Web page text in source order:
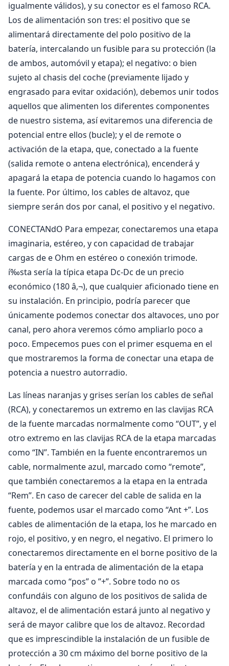
igualmente válidos), y su conector es el famoso RCA.
Los de alimentación son tres: el positivo que se
alimentará directamente del polo positivo de la
batería, intercalando un fusible para su protección (la
de ambos, automóvil y etapa); el negativo: o bien
sujeto al chasis del coche (previamente lijado y
engrasado para evitar oxidación), debemos unir todos
aquellos que alimenten los diferentes componentes
de nuestro sistema, así evitaremos una diferencia de
potencial entre ellos (bucle); y el de remote o
activación de la etapa, que, conectado a la fuente
(salida remote o antena electrónica), encenderá y
apagará la etapa de potencia cuando lo hagamos con
la fuente. Por último, los cables de altavoz, que
siempre serán dos por canal, el positivo y el negativo.
CONECTANdO Para empezar, conectaremos una etapa
imaginaria, estéreo, y con capacidad de trabajar
cargas de e Ohm en estéreo o conexión trimode.
í‰sta sería la típica etapa Dc-Dc de un precio
económico (180 â‚¬), que cualquier aficionado tiene en
su instalación. En principio, podría parecer que
únicamente podemos conectar dos altavoces, uno por
canal, pero ahora veremos cómo ampliarlo poco a
poco. Empecemos pues con el primer esquema en el
que mostraremos la forma de conectar una etapa de
potencia a nuestro autorradio.
Las líneas naranjas y grises serían los cables de señal
(RCA), y conectaremos un extremo en las clavijas RCA
de la fuente marcadas normalmente como “OUT”, y el
otro extremo en las clavijas RCA de la etapa marcadas
como “IN”. También en la fuente encontraremos un
cable, normalmente azul, marcado como “remote”,
que también conectaremos a la etapa en la entrada
“Rem”. En caso de carecer del cable de salida en la
fuente, podemos usar el marcado como “Ant +”. Los
cables de alimentación de la etapa, los he marcado en
rojo, el positivo, y en negro, el negativo. El primero lo
conectaremos directamente en el borne positivo de la
batería y en la entrada de alimentación de la etapa
marcada como “pos” o ”+”. Sobre todo no os
confundáis con alguno de los positivos de salida de
altavoz, el de alimentación estará junto al negativo y
será de mayor calibre que los de altavoz. Recordad
que es imprescindible la instalación de un fusible de
protección a 30 cm máximo del borne positivo de la